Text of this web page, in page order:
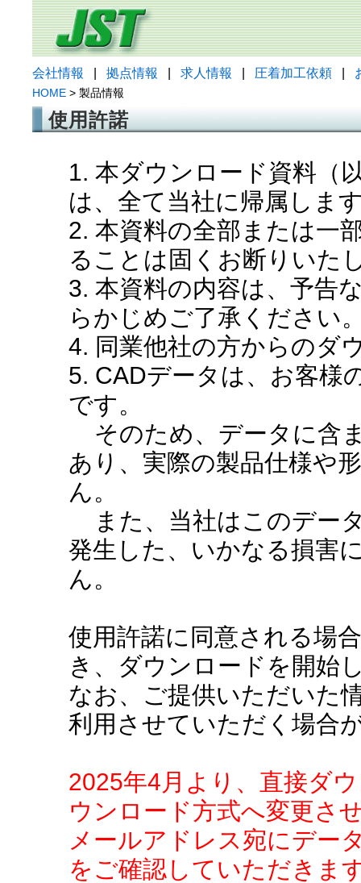
会社情報 拠点情報 求人情報 圧着加工依頼
HOME > 製品情報
使用許諾
1. 本ダウンロード資料（
は、全て当社に帰属しま
2. 本資料の全部または一
ることは固くお断りいた
3. 本資料の内容は、予告
らかじめご了承ください
4. 同業他社の方からのダ
5. CADデータは、お客様
です。
そのため、データに含
あり、実際の製品仕様や
ん。
また、当社はこのデー
発生した、いかなる損害
ん。
使用許諾に同意される場
き、ダウンロードを開始
なお、ご提供いただいた
利用させていただく場合
2025年4月より、直接ダ
ウンロード方式へ変更さ
メールアドレス宛にデー
をご確認していただきま